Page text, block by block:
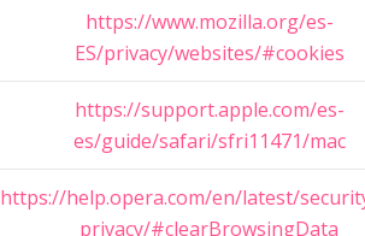
https://www.mozilla.org/es-
ES/privacy/websites/#cookies
https://support.apple.com/es-
es/guide/safari/sfri11471/mac
https://help.opera.com/en/latest/
privacy/#clearBrowsingData